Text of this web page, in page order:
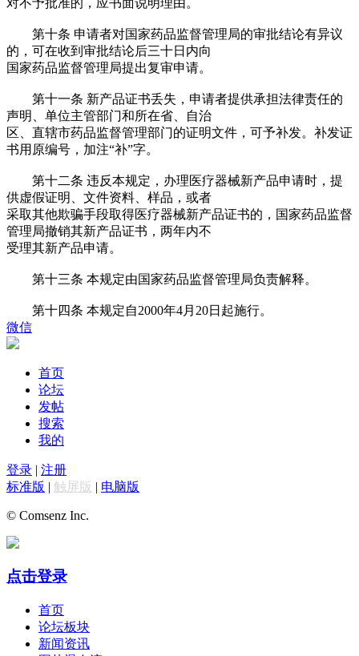
第十条 申请者对国家药品监督管理局的审批结论有异议
的，可在收到审批结论后三十日内向
国家药品监督管理局提出复审申请。
第十一条 新产品证书丢失，申请者提供承担法律责任的
声明、单位主管部门和所在省、自治
区、直辖市药品监督管理部门的证明文件，可予补发。补发证
书用原编号，加注“补”字。
第十二条 违反本规定，办理医疗器械新产品申请时，提
供虚假证明、文件资料、样品，或者
采取其他欺骗手段取得医疗器械新产品证书的，国家药品监督
管理局撤销其新产品证书，两年内不
受理其新产品申请。
第十三条 本规定由国家药品监督管理局负责解释。
第十四条 本规定自2000年4月20日起施行。
微信
首页
论坛
发帖
搜索
我的
登录 | 注册
标准版 | 触屏版 | 电脑版
© Comsenz Inc.
点击登录
首页
论坛板块
新闻资讯